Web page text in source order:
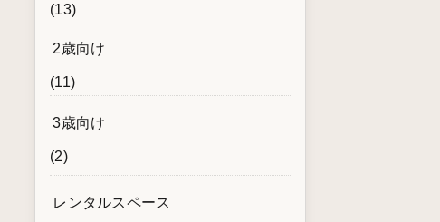
(13)
2歳向け
(11)
3歳向け
(2)
レンタルスペース